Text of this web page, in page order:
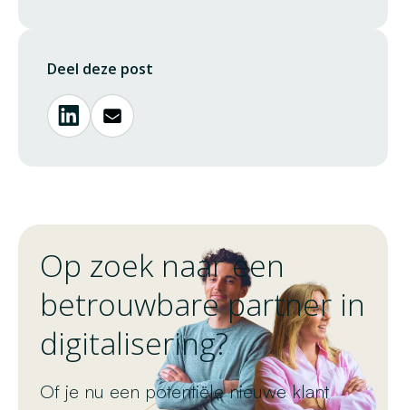
Deel deze post
Op zoek naar een
betrouwbare partner in
digitalisering?
Of je nu een potentiële nieuwe klant